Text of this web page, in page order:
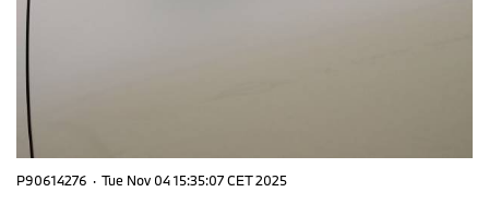
P90614276 · Tue Nov 04 15:35:07 CET 2025